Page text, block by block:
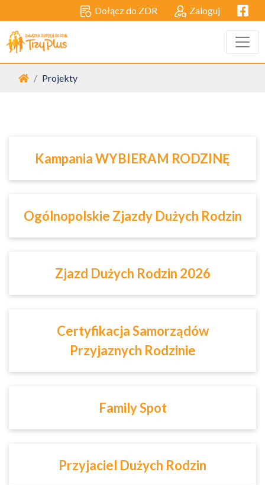
Dołącz do ZDR Zaloguj
Strona główna
Projekty
Kampania WYBIERAM RODZINĘ
Ogólnopolskie Zjazdy Dużych Rodzin
Zjazd Dużych Rodzin 2026
Certyfikacja Samorządów
Przyjaznych Rodzinie
Family Spot
Przyjaciel Dużych Rodzin